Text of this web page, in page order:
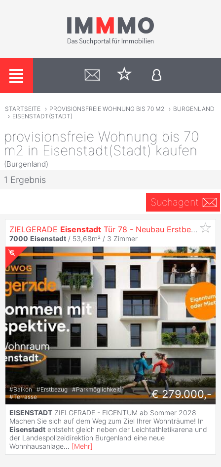
STARTSEITE › PROVISIONSFREIE WOHNUNG BIS 70 M2 › BURGENLAND
› EISENSTADT(STADT)
provisionsfreie Wohnung bis 70
m2 in Eisenstadt(Stadt) kaufen
(Burgenland)
1 Ergebnis
Suchagent
ZIELGERADE Eisenstadt Tür 78 - Neubau Erstbezug, Dachgeschoss mit Südseite, provisonsfrei
7000 Eisenstadt / 53,68m² / 3 Zimmer
#Balkon #Erstbezug #Parkmöglichkeit
#Terrasse € 279.000,-
EISENSTADT ZIELGERADE - EIGENTUM ab Sommer 2028
Machen Sie sich auf dem Weg zum Ziel Ihrer Wohnträume! In
Eisenstadt entsteht gleich neben der Leichtathletikarena und
der Landespolizeidirektion Burgenland eine neue
Wohnhausanlage... [Mehr]